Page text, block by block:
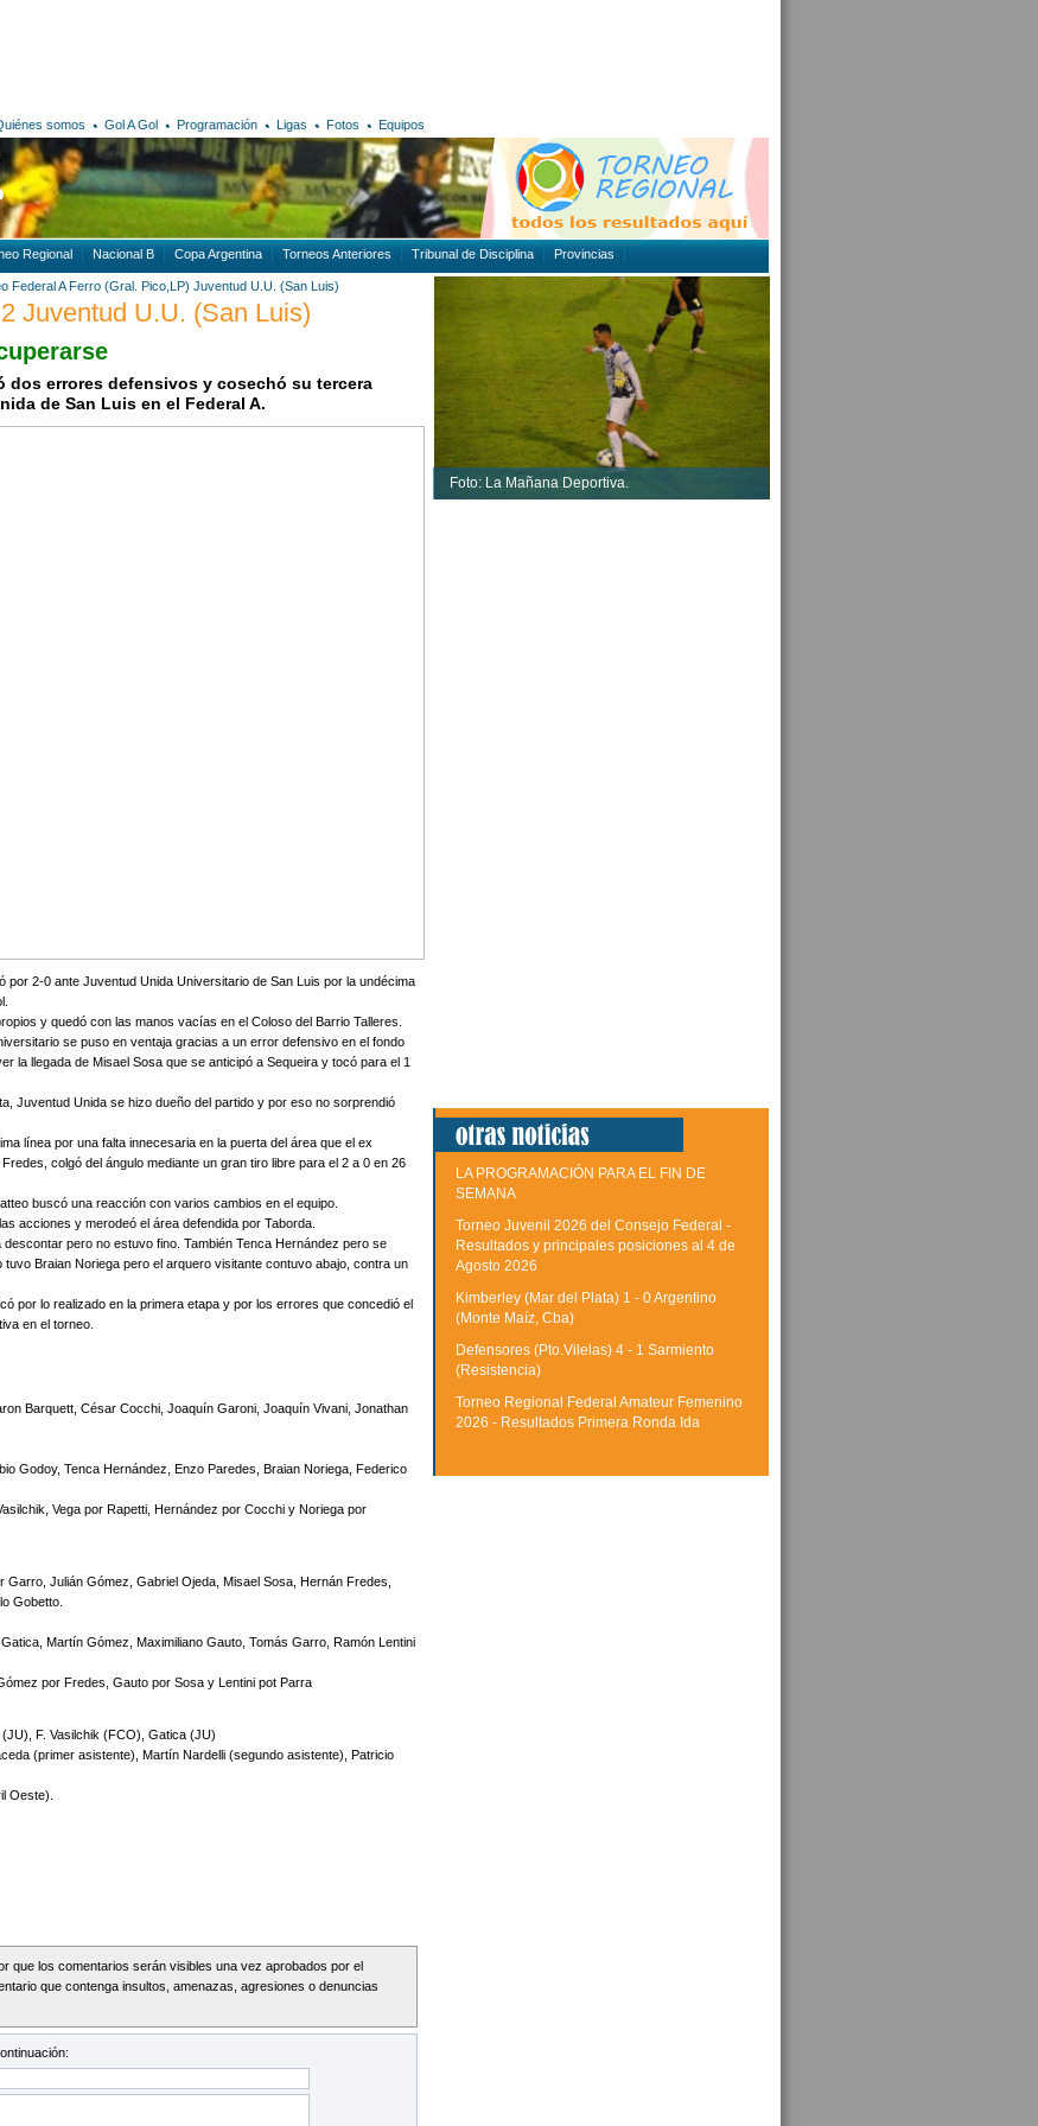
somos Gol A Gol Programación Ligas Fotos Equipos
Regional Nacional B Copa Argentina Torneos Anteriores Tribunal de Disciplina Provincias
Federal A Ferro (Gral. Pico,LP) Juventud U.U. (San Luis)
Juventud U.U. (San Luis)
dos errores defensivos y cosechó su tercera
de San Luis en el Federal A.
2-0 ante Juventud Unida Universitario de San Luis por la undécima
y quedó con las manos vacías en el Coloso del Barrio Talleres.
se puso en ventaja gracias a un error defensivo en el fondo
la llegada de Misael Sosa que se anticipó a Sequeira y tocó para el 1
Juventud Unida se hizo dueño del partido y por eso no sorprendió
línea por una falta innecesaria en la puerta del área que el ex
colgó del ángulo mediante un gran tiro libre para el 2 a 0 en 26
buscó una reacción con varios cambios en el equipo.
acciones y merodeó el área defendida por Taborda.
pero no estuvo fino. También Tenca Hernández pero se
Braian Noriega pero el arquero visitante contuvo abajo, contra un
por lo realizado en la primera etapa y por los errores que concedió el
en el torneo.
Barquett, César Cocchi, Joaquín Garoni, Joaquín Vivani, Jonathan
Godoy, Tenca Hernández, Enzo Paredes, Braian Noriega, Federico
Vega por Rapetti, Hernández por Cocchi y Noriega por
Julián Gómez, Gabriel Ojeda, Misael Sosa, Hernán Fredes,
Gobetto.
Martín Gómez, Maximiliano Gauto, Tomás Garro, Ramón Lentini
por Fredes, Gauto por Sosa y Lentini pot Parra
F. Vasilchik (FCO), Gatica (JU)
(primer asistente), Martín Nardelli (segundo asistente), Patricio
Oeste).
que los comentarios serán visibles una vez aprobados por el
que contenga insultos, amenazas, agresiones o denuncias
Foto: La Mañana Deportiva.
LA PROGRAMACIÓN PARA EL FIN DE
SEMANA
Torneo Juvenil 2026 del Consejo Federal -
Resultados y principales posiciones al 4 de
Agosto 2026
Kimberley (Mar del Plata) 1 - 0 Argentino
(Monte Maíz, Cba)
Defensores (Pto.Vilelas) 4 - 1 Sarmiento
(Resistencia)
Torneo Regional Federal Amateur Femenino
2026 - Resultados Primera Ronda Ida